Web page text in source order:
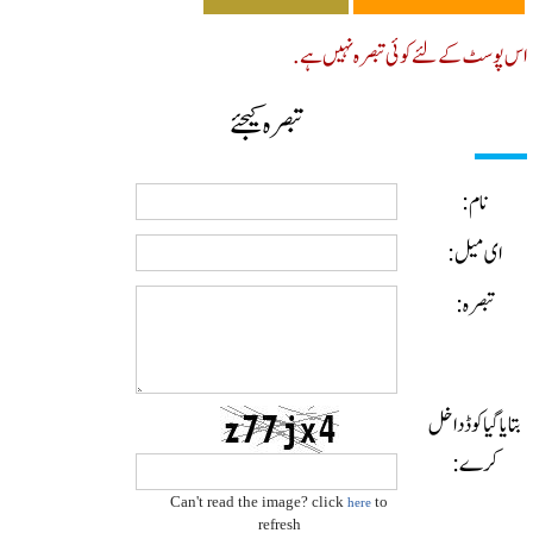
کے لئے کوئی تبصرہ نہیں ہے.
تبصرہ کیجئے
نام:
ای میل:
تبصرہ:
گیا کوڈ داخل
کرے:
Can't read the image? clickhere
refresh